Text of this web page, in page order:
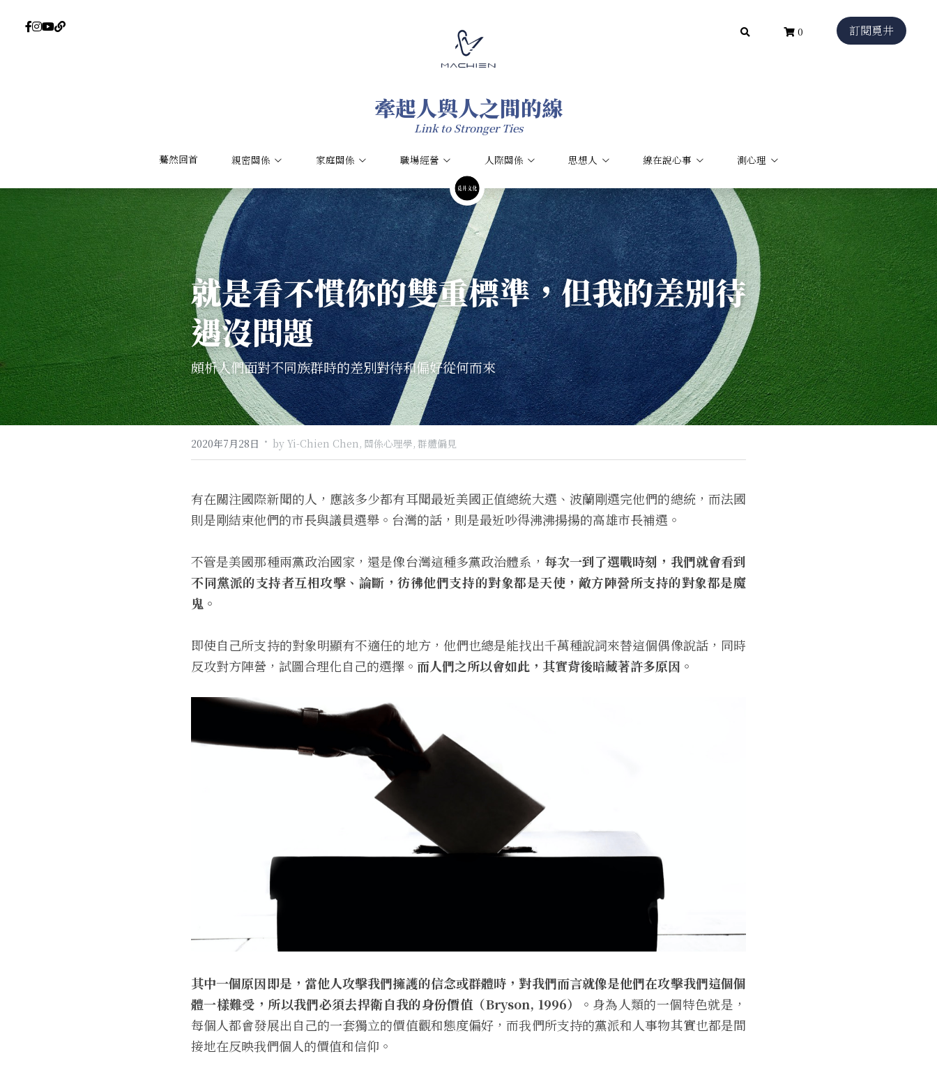
牽起人與人之間的線
Link to Stronger Ties
驀然回首 親密關係 家庭關係 職場經營 人際關係 思想人 線在說心事 測心理
0 訂閱覓井
牽起人與人之間的線
Link to Stronger Ties
驀然回首 親密關係 家庭關係 職場經營 人際關係 思想人 線在說心事 測心理
0 訂閱覓井
就是看不慣你的雙重標準，但我的差別待
遇沒問題
頗析人們面對不同族群時的差別對待和偏好從何而來
2020年7月28日 · by Yi-Chien Chen, 關係心理學, 群體偏見
有在關注國際新聞的人，應該多少都有耳聞最近美國正值總統大選、波蘭剛選完他們的總統，而法國
則是剛結束他們的市長與議員選舉。台灣的話，則是最近吵得沸沸揚揚的高雄市長補選。
不管是美國那種兩黨政治國家，還是像台灣這種多黨政治體系， 每次一到了選戰時刻，我們就會看到
不同黨派的支持者互相攻擊、論斷，彷彿他們支持的對象都是天使，敵方陣營所支持的對象都是魔
鬼。
即使自己所支持的對象明顯有不適任的地方，他們也總是能找出千萬種說詞來替這個偶像說話，同時
反攻對方陣營，試圖合理化自己的選擇。 而人們之所以會如此，其實背後暗藏著許多原因。
其中一個原因即是，當他人攻擊我們擁護的信念或群體時，對我們而言就像是他們在攻擊我們這個個
體一樣難受，所以我們必須去捍衛自我的身份價值（Bryson, 1996）。 身為人類的一個特色就是，
每個人都會發展出自己的一套獨立的價值觀和態度偏好，而我們所支持的黨派和人事物其實也都是間
接地在反映我們個人的價值和信仰。